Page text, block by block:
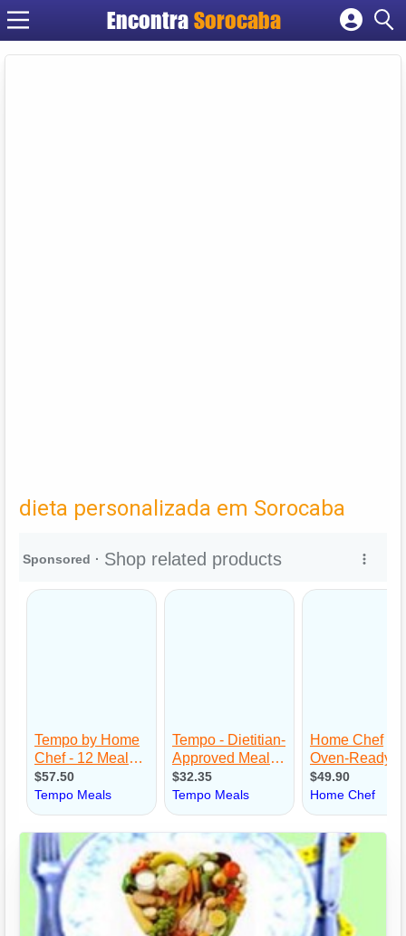
EncontraSorocaba
Cadastrar empresa
dieta personalizada em Sorocaba